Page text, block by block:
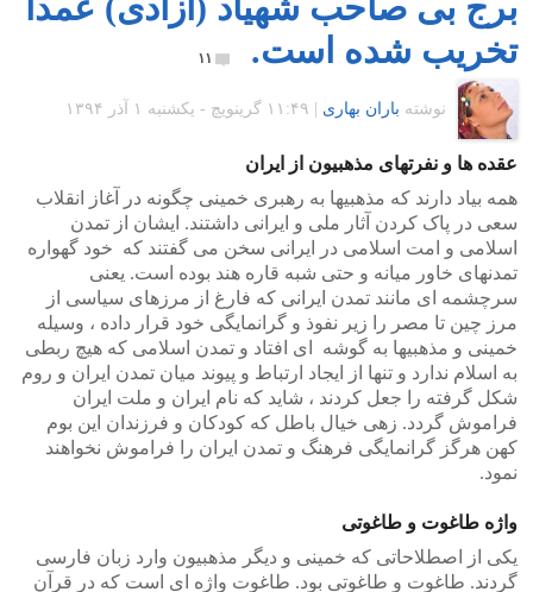
تخریب شده است.
۱۱
نوشته باران بهاری ۱۱:۴۹ گرينويچ - یکشنبه ۱ آذر ۱۳۹۴
عقده ها و نفرتهای مذهبیون از ایران
همه بیاد دارند که مذهبیها به رهبری خمینی چگونه در آغاز انقلاب
سعی در پاک کردن آثار ملی و ایرانی داشتند. ایشان از تمدن
اسلامی و امت اسلامی در ایرانی سخن می گفتند که خود گهواره
تمدنهای خاور میانه و حتی شبه قاره هند بوده است. یعنی
سرچشمه ای مانند تمدن ایرانی که فارغ از مرزهای سیاسی از
مرز چین تا مصر را زیر نفوذ و گرانمایگی خود قرار داده ، وسیله
خمینی و مذهبیها به گوشه ای افتاد و تمدن اسلامی که هیچ ربطی
به اسلام ندارد و تنها از ایجاد ارتباط و پیوند میان تمدن ایران و روم
شکل گرفته را جعل کردند ، شاید که نام ایران و ملت ایران
فراموش گردد. زهی خیال باطل که کودکان و فرزندان این بوم
کهن هرگز گرانمایگی فرهنگ و تمدن ایران را فراموش نخواهند
نمود.
واژه طاغوت و طاغوتی
یکی از اصطلاحاتی که خمینی و دیگر مذهبیون وارد زبان فارسی
گردند. طاغوت و طاغوتی بود. طاغوت واژه ای است که در قرآن